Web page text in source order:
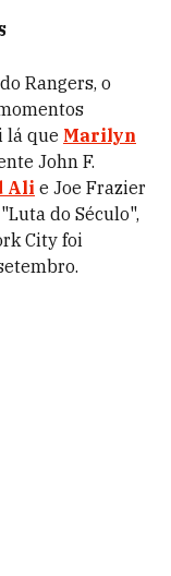
Rangers, o
lá que Marilyn
John F.
Ali e Joe Frazier
do Século",
City foi